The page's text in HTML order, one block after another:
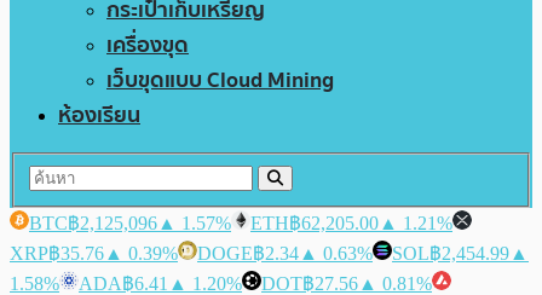
กระเป๋าเก็บเหรียญ
เครื่องขุด
เว็บขุดแบบ Cloud Mining
ห้องเรียน
BTC฿2,125,096 ▲ 1.57% ETH฿62,205.00 ▲ 1.21%
XRP฿35.76 ▲ 0.39% DOGE฿2.34 ▲ 0.63% SOL฿2,454.99 ▲
1.58%
ADA฿6.41 ▲ 1.20% DOT฿27.56 ▲ 0.81%